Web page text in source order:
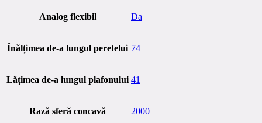
Analog flexibil Da
Înălțimea de-a lungul peretelui 74
Lățimea de-a lungul plafonului 41
Rază sferă concavă 2000